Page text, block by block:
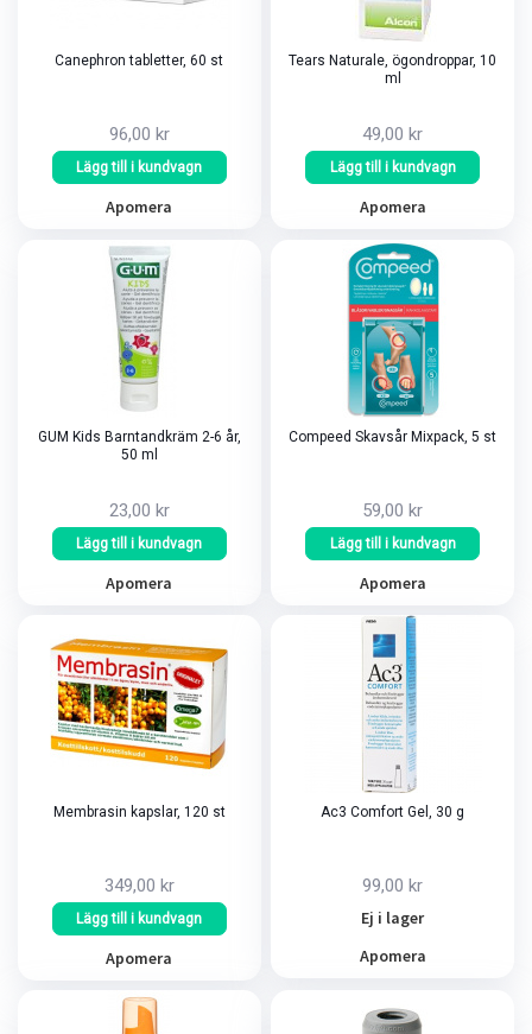
Canephron tabletter, 60 st
96,00 kr
Lägg till i kundvagn
Apomera
Tears Naturale, ögondroppar, 10
ml
49,00 kr
Lägg till i kundvagn
Apomera
GUM Kids Barntandkräm 2-6 år,
50 ml
23,00 kr
Lägg till i kundvagn
Apomera
Compeed Skavsår Mixpack, 5 st
59,00 kr
Lägg till i kundvagn
Apomera
Membrasin kapslar, 120 st
349,00 kr
Lägg till i kundvagn
Apomera
Ac3 Comfort Gel, 30 g
99,00 kr
Ej i lager
Apomera